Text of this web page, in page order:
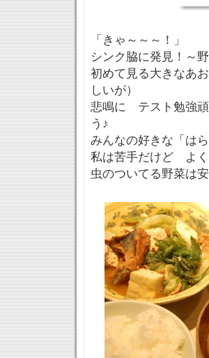
「きゃ～～～！」
シンク脇に発見！～
初めて見る大きなあ
しいが）
悲鳴に テスト勉強頑
う♪
みんなの好きな「はら
私は苦手だけど よく
虫のついてる野菜は